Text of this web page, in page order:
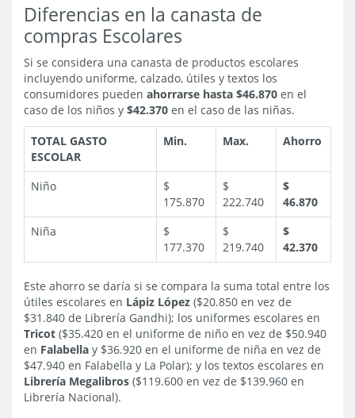
Diferencias en la canasta de
compras Escolares
Si se considera una canasta de productos escolares
incluyendo uniforme, calzado, útiles y textos los
consumidores pueden ahorrarse hasta $46.870 en el
caso de los niños y $42.370 en el caso de las niñas.
TOTAL GASTO
ESCOLAR
Min. Max. Ahorro
Niño
$
175.870
$
222.740
$
46.870
Niña
$
177.370
$
219.740
$
42.370
Este ahorro se daría si se compara la suma total entre los
útiles escolares en Lápiz López ($20.850 en vez de
$31.840 de Librería Gandhi); los uniformes escolares en
Tricot ($35.420 en el uniforme de niño en vez de $50.940
en Falabella y $36.920 en el uniforme de niña en vez de
$47.940 en Falabella y La Polar); y los textos escolares en
Librería Megalibros ($119.600 en vez de $139.960 en
Librería Nacional).